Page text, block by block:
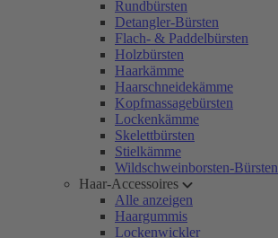
Rundbürsten
Detangler-Bürsten
Flach- & Paddelbürsten
Holzbürsten
Haarkämme
Haarschneidekämme
Kopfmassagebürsten
Lockenkämme
Skelettbürsten
Stielkämme
Wildschweinborsten-Bürsten
Haar-Accessoires
Alle anzeigen
Haargummis
Lockenwickler